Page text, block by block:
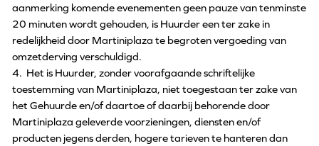
aanmerking komende evenementen geen pauze van tenminste
20 minuten wordt gehouden, is Huurder een ter zake in
redelijkheid door Martiniplaza te begroten vergoeding van
omzetderving verschuldigd.
4. Het is Huurder, zonder voorafgaande schriftelijke
toestemming van Martiniplaza, niet toegestaan ter zake van
het Gehuurde en/of daartoe of daarbij behorende door
Martiniplaza geleverde voorzieningen, diensten en/of
producten jegens derden, hogere tarieven te hanteren dan